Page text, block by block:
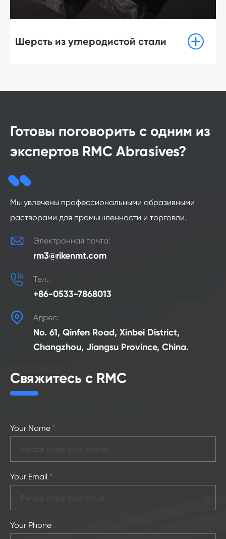
Шерсть из углеродистой стали 
Готовы поговорить с одним из
экспертов RMC Abrasives?
Мы увлечены профессиональными абразивными
растворами для промышленности и торговли.
 Электронная почта:
rm3@rikenmt.com
 Тел.:
+86-0533-7868013
 Адрес:
No. 61, Qinfen Road, Xinbei District,
Changzhou, Jiangsu Province, China.
Свяжитесь с RMC
Your Name *
Your Email *
Your Phone